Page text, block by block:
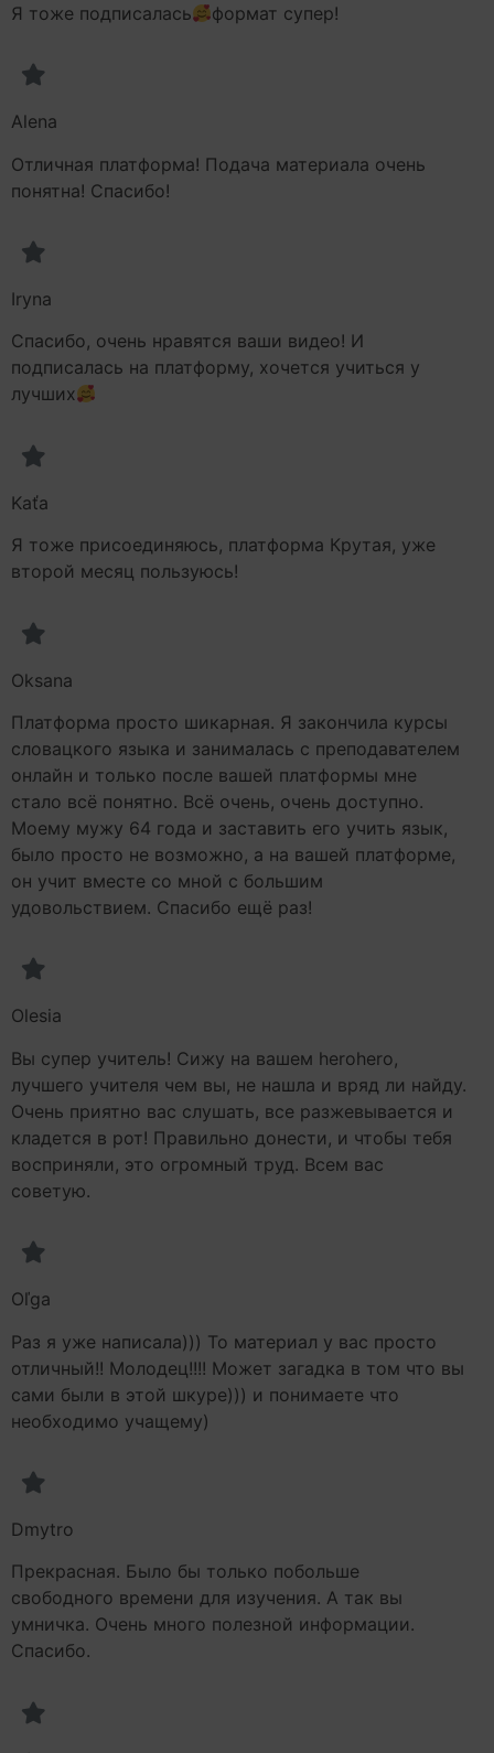
Я тоже подписалась
формат супер!
Alena
Отличная платформа! Подача материала очень
понятна! Спасибо!
Iryna
Спасибо, очень нравятся ваши видео! И
подписалась на платформу, хочется учиться у
лучших
Kaťa
Я тоже присоединяюсь, платформа Крутая, уже
второй месяц пользуюсь!
Oksana
Платформа просто шикарная. Я закончила курсы
словацкого языка и занималась с преподавателем
онлайн и только после вашей платформы мне
стало всё понятно. Всё очень, очень доступно.
Моему мужу 64 года и заставить его учить язык,
было просто не возможно, а на вашей платформе,
он учит вместе со мной с большим
удовольствием. Спасибо ещё раз!
Olesia
Вы супер учитель! Сижу на вашем herohero,
лучшего учителя чем вы, не нашла и вряд ли найду.
Очень приятно вас слушать, все разжевывается и
кладется в рот! Правильно донести, и чтобы тебя
восприняли, это огромный труд. Всем вас
советую.
Oľga
Раз я уже написала))) То материал у вас просто
отличный!! Молодец!!!! Может загадка в том что вы
сами были в этой шкуре))) и понимаете что
необходимо учащему)
Dmytro
Прекрасная. Было бы только побольше
свободного времени для изучения. А так вы
умничка. Очень много полезной информации.
Спасибо.